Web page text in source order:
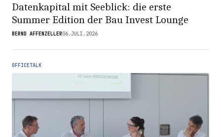
Datenkapital mit Seeblick: die erste
Summer Edition der Bau Invest Lounge
BERND AFFENZELLER06.JULI.2026
OFFICETALK